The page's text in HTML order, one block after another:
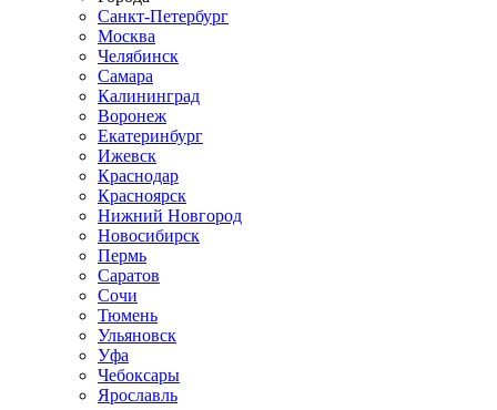
Санкт-Петербург
Москва
Челябинск
Самара
Калининград
Воронеж
Екатеринбург
Ижевск
Краснодар
Красноярск
Нижний Новгород
Новосибирск
Пермь
Саратов
Сочи
Тюмень
Ульяновск
Уфа
Чебоксары
Ярославль